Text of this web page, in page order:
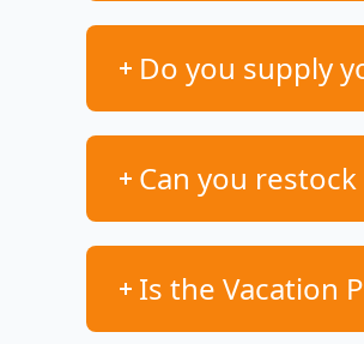
Do you supply
Can you
Is the Vacation